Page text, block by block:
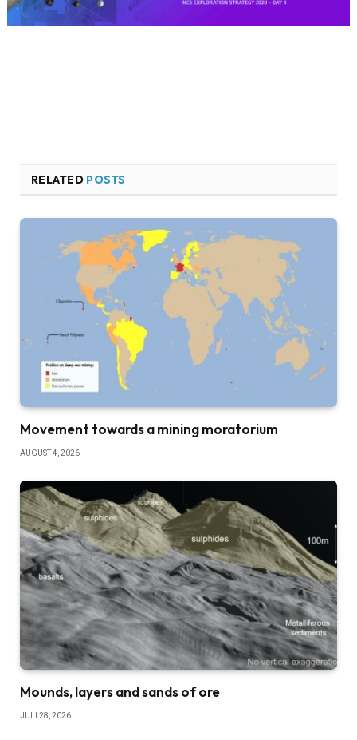
RELATED POSTS
Movement towards a mining moratorium
AUGUST 4, 2026
Mounds, layers and sands of ore
JULI 28, 2026